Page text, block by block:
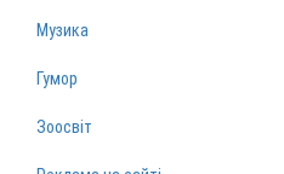
Музика
Гумор
Зоосвіт